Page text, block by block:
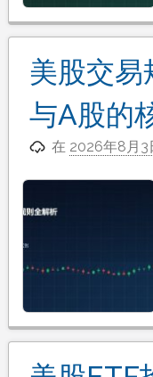
美股交易
与A股的
在 2026年8月3